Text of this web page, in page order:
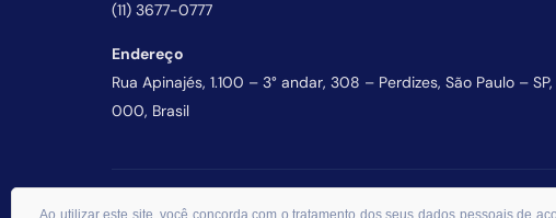
(11) 3677-0777
Endereço
Rua Apinajés, 1.100 – 3° andar, 308 – Perdizes, São Paulo –
000, Brasil
Ao utilizar este site, você concorda com o tratamento dos seus dados pessoais de